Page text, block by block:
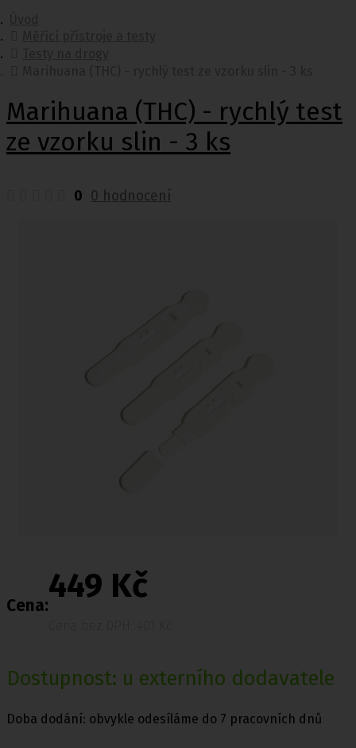
Marihuana (THC) - rychlý test
ze vzorku slin - 3 ks
0 0 hodnocení
Cena:
449 Kč
Dostupnost: u externího dodavatele
Doba dodání: obvykle odesíláme do 7 pracovních dnů